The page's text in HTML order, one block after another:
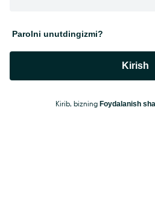
Parolni unutdingizmi?
Kirish
Kirib, bizning Foydalanish